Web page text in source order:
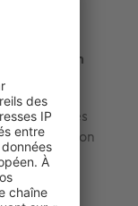
encore en
plages, ses
destination
aux